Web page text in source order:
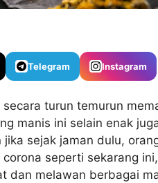
Telegram Instagram
turun temurun
manis ini selain enak
sejak jaman dulu,
seperti sekarang
dan melawan berbagai